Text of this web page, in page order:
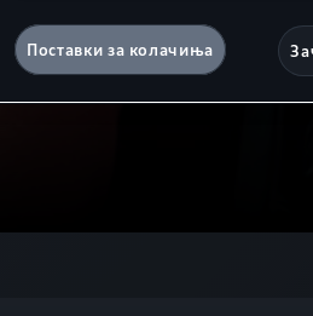
Поставки за колачиња